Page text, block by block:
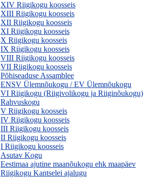
XIV Riigikogu koosseis
XIII Riigikogu koosseis
XII Riigikogu koosseis
XI Riigikogu koosseis
X Riigikogu koosseis
IX Riigikogu koosseis
VIII Riigikogu koosseis
VII Riigikogu koosseis
Põhiseaduse Assamblee
ENSV Ülemnõukogu / EV Ülemnõukogu
VI Riigikogu (Riigivolikogu ja Riiginõukogu)
Rahvuskogu
V Riigikogu koosseis
IV Riigikogu koosseis
III Riigikogu koosseis
II Riigikogu koosseis
I Riigikogu koosseis
Asutav Kogu
Eestimaa ajutine maanõukogu ehk maapäev
Riigikogu Kantselei ajalugu